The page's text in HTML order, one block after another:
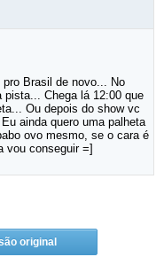
Brasil de novo... No
Chega lá 12:00 que
Ou depois do show vc
ainda quero uma palheta
ovo mesmo, se o cara é
vou conseguir =]
original